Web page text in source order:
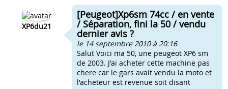
XP6du21
[Peugeot]Xp6sm 74cc / en vente
/ Séparation, fini la 50 / vendu
dernier avis ?
le 14 septembre 2010 à 20:16
Salut Voici ma 50, une peugeot XP6 sm
de 2003. J'ai acheter cette machine pas
chere car le gars avait vendu la moto et
l'acheteur est revenue soit disant